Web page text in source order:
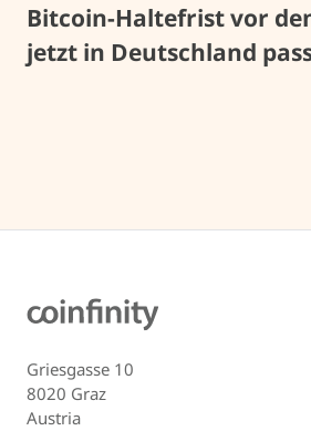
Bitcoin-Haltefrist vor
jetzt in Deutschland
Griesgasse 10
8020 Graz
Austria